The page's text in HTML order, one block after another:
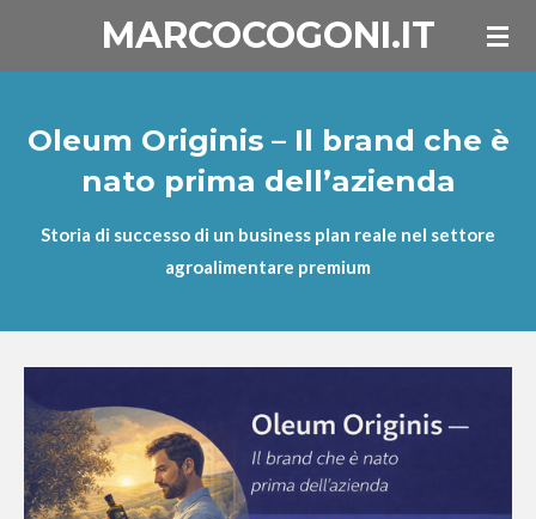
MARCOCOGONI.IT
Oleum Originis – Il brand che è
nato prima dell’azienda
Storia di successo di un business plan reale nel settore
agroalimentare premium